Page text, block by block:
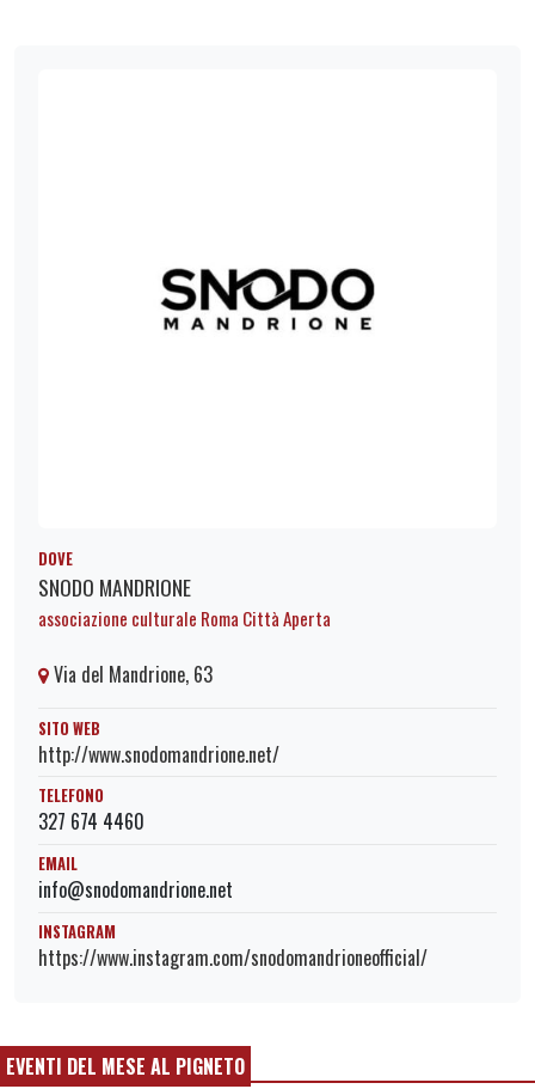
DOVE
SNODO MANDRIONE
associazione culturale Roma Città Aperta
Via del Mandrione, 63
SITO WEB
http://www.snodomandrione.net/
TELEFONO
327 674 4460
EMAIL
info@snodomandrione.net
INSTAGRAM
https://www.instagram.com/snodomandrioneofficial/
EVENTI DEL MESE AL PIGNETO